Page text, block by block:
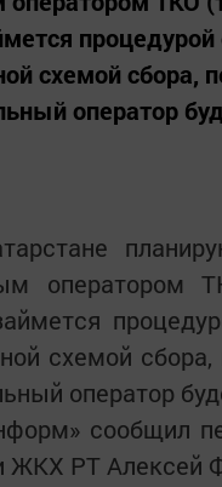
схемой сбора,
оператор
оператором
схемой
оператор
сообщил
ЖКХ РТ Алексей